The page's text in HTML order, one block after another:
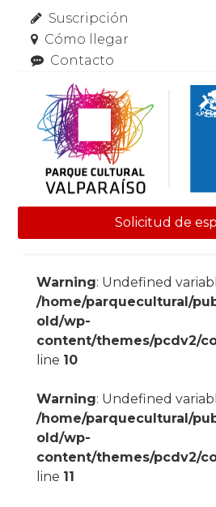
Suscripción
Cómo llegar
Contacto
Solicitud de
Warning: Undefined
/home/parquecultural/
old/wp-
content/themes/pcdv2/
line 10
Warning: Undefined
/home/parquecultural/
old/wp-
content/themes/pcdv2/
line 11